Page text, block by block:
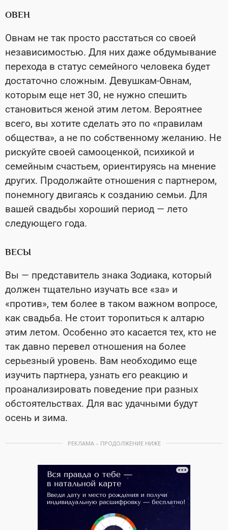
ОВЕН
Овнам не так просто расстаться со своей
независимостью. Для них даже обдумывание
перехода в статус семейного человека будет
достаточно сложным. Девушкам-Овнам,
которым еще нет 30, не нужно спешить
становиться женой этим летом. Вероятнее
всего, вы хотите сделать это по «правилам
общества», а не по собственному желанию. Не
рискуйте своей самооценкой, психикой и
семейным счастьем, ориентируясь на мнение
других. Продолжайте отношения с партнером,
понемногу двигаясь к созданию семьи. Для
вашей свадьбы хороший период — лето
следующего года.
ВЕСЫ
Вы — представитель знака Зодиака, который
должен тщательно изучать все «за» и
«против», тем более в таком важном вопросе,
как свадьба. Не стоит торопиться к алтарю
этим летом. Особенно это касается тех, кто не
так давно перевел отношения на более
серьезный уровень. Вам необходимо еще
изучить партнера, узнать его реакцию и
проанализировать поведение при разных
обстоятельствах. Для вас удачными будут
осень и зима.
РЕКЛАМА – ПРОДОЛЖЕНИЕ НИЖЕ